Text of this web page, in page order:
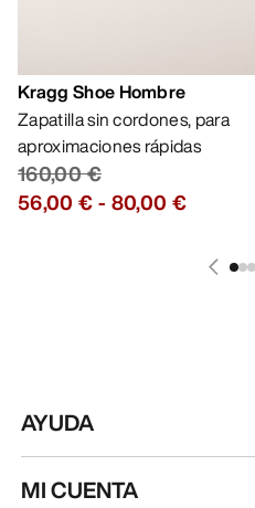
Kragg Shoe Hombre
Zapatilla sin cordones, para
aproximaciones rápidas
160,00 €
56,00 €- 80,00 €
AYUDA
MI CUENTA